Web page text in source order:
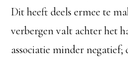
Dit heeft deels ermee te
verbergen valt achter het
associatie minder negatief;